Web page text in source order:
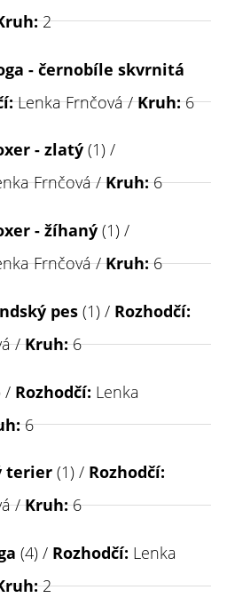
2
- černobíle skvrnitá
Lenka Frnčová /Kruh:6
- zlatý (1) /
Frnčová /Kruh:6
- žíhaný (1) /
Frnčová /Kruh:6
pes (1) / Rozhodčí:
/Kruh:6
/ Rozhodčí: Lenka
6
terier (1) / Rozhodčí:
/Kruh:6
(4) / Rozhodčí: Lenka
2